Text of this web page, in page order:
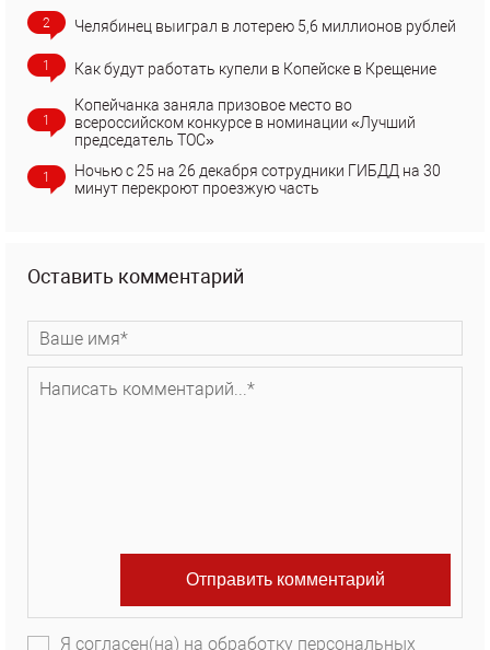
2 Челябинец выиграл в лотерею 5,6 миллионов рублей
1 Как будут работать купели в Копейске в Крещение
1
Копейчанка заняла призовое место во
всероссийском конкурсе в номинации «Лучший
председатель ТОС»
1
Ночью с 25 на 26 декабря сотрудники ГИБДД на 30
минут перекроют проезжую часть
Оставить комментарий
Я согласен(на) на обработку персональных